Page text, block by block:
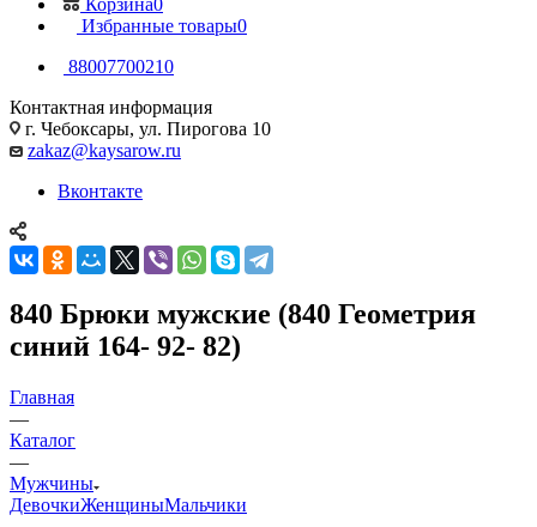
Корзина0
Избранные товары0
88007700210
Контактная информация
г. Чебоксары, ул. Пирогова 10
zakaz@kaysarow.ru
Вконтакте
840 Брюки мужские (840 Геометрия
синий 164- 92- 82)
Главная
—
Каталог
—
Мужчины
ДевочкиЖенщиныМальчики